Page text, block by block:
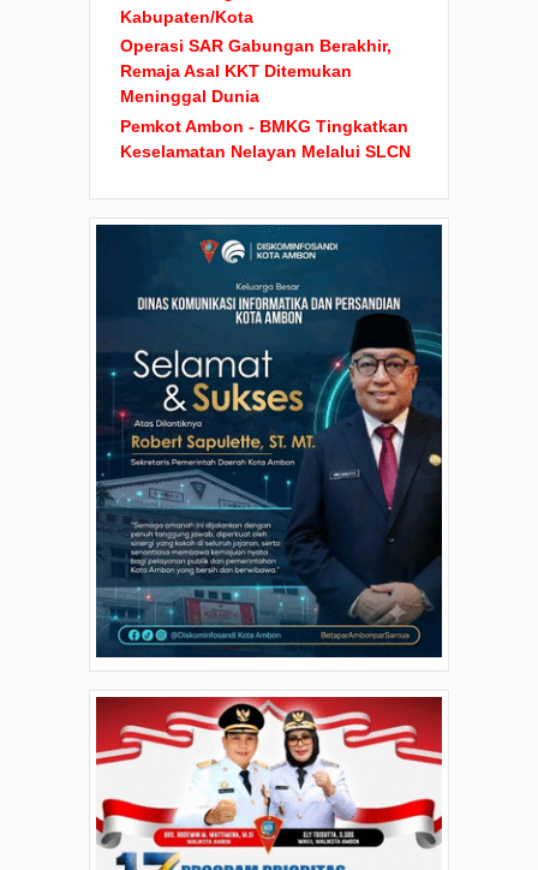
Kabupaten/Kota
Operasi SAR Gabungan Berakhir,
Remaja Asal KKT Ditemukan
Meninggal Dunia
Pemkot Ambon - BMKG Tingkatkan
Keselamatan Nelayan Melalui SLCN